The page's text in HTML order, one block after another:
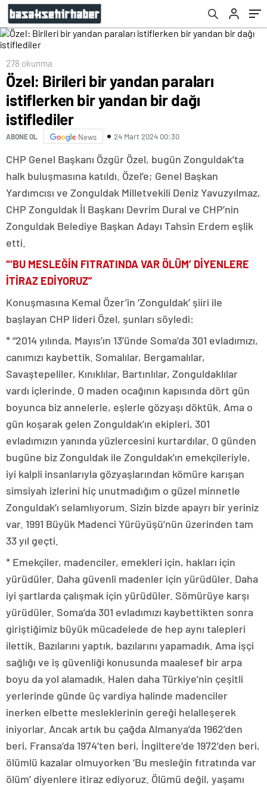
278 okunma
Özel: Birileri bir yandan paraları
istiflerken bir yandan bir dağı
istiflediler
ABONE OL News 24 Mart 2024 00:30
CHP Genel Başkanı Özgür Özel, bugün Zonguldak’ta
halk buluşmasına katıldı. Özel’e; Genel Başkan
Yardımcısı ve Zonguldak Milletvekili Deniz Yavuzyılmaz,
CHP Zonguldak İl Başkanı Devrim Dural ve CHP’nin
Zonguldak Belediye Başkan Adayı Tahsin Erdem eşlik
etti.
“‘BU MESLEĞİN FITRATINDA VAR ÖLÜM’ DİYENLERE
İTİRAZ EDİYORUZ”
Konuşmasına Kemal Özer’in ‘Zonguldak’ şiiri ile
başlayan CHP lideri Özel, şunları söyledi:
* “2014 yılında, Mayıs’ın 13’ünde Soma’da 301 evladımızı,
canımızı kaybettik. Somalılar, Bergamalılar,
Savaştepeliler, Kınıklılar, Bartınlılar, Zonguldaklılar
vardı içlerinde. O maden ocağının kapısında dört gün
boyunca biz annelerle, eşlerle gözyaşı döktük. Ama o
gün koşarak gelen Zonguldak’ın ekipleri, 301
evladımızın yanında yüzlercesini kurtardılar. O günden
bugüne biz Zonguldak ile Zonguldak’ın emekçileriyle,
iyi kalpli insanlarıyla gözyaşlarından kömüre karışan
simsiyah izlerini hiç unutmadığım o güzel minnetle
Zonguldak’ı selamlıyorum. Sizin bizde apayrı bir yeriniz
var. 1991 Büyük Madenci Yürüyüşü’nün üzerinden tam
33 yıl geçti.
* Emekçiler, madenciler, emekleri için, hakları için
yürüdüler. Daha güvenli madenler için yürüdüler. Daha
iyi şartlarda çalışmak için yürüdüler. Sömürüye karşı
yürüdüler. Soma’da 301 evladımızı kaybettikten sonra
giriştiğimiz büyük mücadelede de hep aynı talepleri
ilettik. Bazılarını yaptık, bazılarını yapamadık. Ama işçi
sağlığı ve iş güvenliği konusunda maalesef bir arpa
boyu da yol alamadık. Halen daha Türkiye’nin çeşitli
yerlerinde günde üç vardiya halinde madenciler
inerken elbette mesleklerinin gereği helalleşerek
iniyorlar. Ancak artık bu çağda Almanya’da 1962’den
beri, Fransa’da 1974’ten beri, İngiltere’de 1972’den beri,
ölümlü kazalar olmuyorken ‘Bu mesleğin fıtratında var
ölüm’ diyenlere itiraz ediyoruz. Ölümü değil, yaşamı